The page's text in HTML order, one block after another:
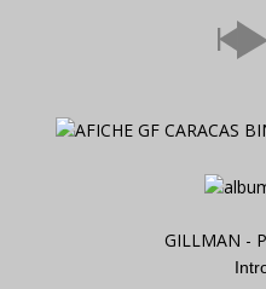
GILLMAN -